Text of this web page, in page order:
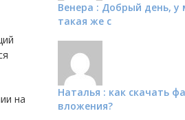
на
Венера : Добрый день, у
такая же с
Наталья : как скачать
вложения?